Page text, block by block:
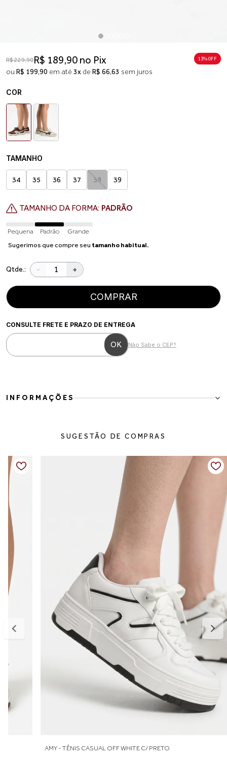
R$ 229,90R$ 189,90 no Pix
ou R$ 199,90 em até 3x de R$ 66,63 sem juros
13% 0FF
COR
TAMANHO
34 35 36 37 38 39
TAMANHO DA FORMA: PADRÃO
Pequena Padrão
Grande
Sugerimos que compre seu tamanho habitual.
Qtde.: - +
COMPRAR
CONSULTE FRETE E PRAZO DE ENTREGA
Não Sabe o CEP?
INFORMAÇÕES
O Tênis Feminino Casual em Camurça Marrom com Off White é a
combinação perfeita entre conforto, estilo e versatilidade para o
cores neutras, o modelo traz um visual moderno e fácil de combinar
com diferentes produções.
Produzido em camurça com acabamento macio, possui detalhes em
off white que destacam o visual do tênis e deixam a composição
ainda mais sofisticada. O solado leve garante conforto ao caminhar,
enquanto o fechamento em cadarço proporciona ajuste seguro e
confortável aos pés.
Ideal para usar com jeans, alfaiataria, vestidos ou looks casuais,
esse tênis é uma opção prática e estilosa para todas as estações.
Detalhes do produto:
Material externo: Camurça
Cor: Marrom com off white
Modelo: Tênis casual feminino
Fechamento: Cadarço
Solado: Emborrachado leve e antiderrapante
Estilo: Casual retrô esportivo
Bico: Arredondado
Palmilha: Confortável e macia
SUGESTÃO DE COMPRAS
AMY - TÊNIS CASUAL OFF WHITE C/ PRETO